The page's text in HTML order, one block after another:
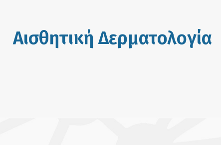
Αισθητική Δερματολογία